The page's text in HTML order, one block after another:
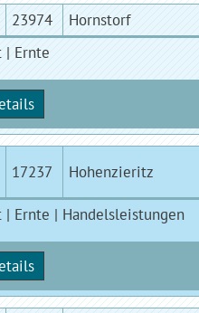
23974
Hornstorf
| Ernte
17237 Hohenzieritz
| Ernte | Handelsleistungen